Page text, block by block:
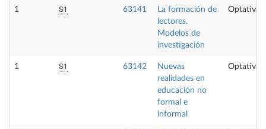
1 S1 63141
La formación de
lectores.
Modelos de
investigación
Optativa
1 S1 63142
Nuevas
realidades en
educación no
formal e
informal
Optativa